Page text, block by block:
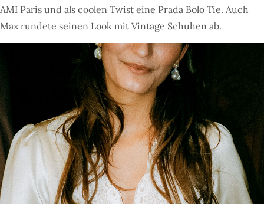
AMI Paris und als coolen Twist eine Prada Bolo Tie. Auch
Max rundete seinen Look mit Vintage Schuhen ab.